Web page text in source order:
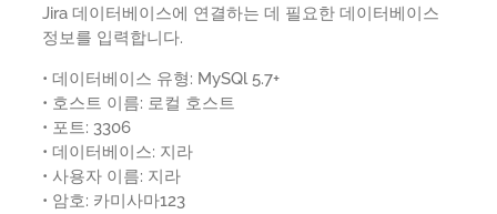
Jira 데이터베이스에 연결하는 데 필요한 데이터베이스
정보를 입력합니다.
• 데이터베이스 유형: MySQl 5.7+
• 호스트 이름: 로컬 호스트
• 포트: 3306
• 데이터베이스: 지라
• 사용자 이름: 지라
• 암호: 카미사마123